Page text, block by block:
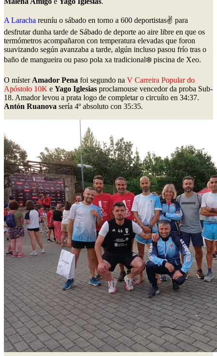
A Laracha reuníu o sábado en torno a 600 deportistas✌️ para
desfrutar dunha tarde de Sábado de deporte ao aire libre en que os
termómetros acompañaron con temperatura elevadas que foron
suavizando según avanzaba a tarde, algún incluso pasou frío tras o
baño de mangueira ou paso pola xa tradicional❄️ piscina de Xeo.
O míster Amador Pena foi segundo na V Carreira Popular do
Apóstolo 10K e Yago Iglesias proclamouse vencedor da proba Sub-
18. Amador levou a prata logo de completar o circuíto en 34:37.
Antón Ruanova sería 4º absoluto con 35:35.